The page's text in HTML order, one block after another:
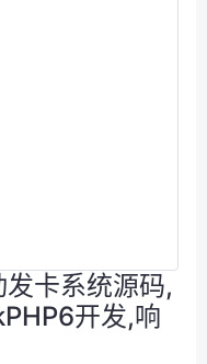
卡系统源码,
开发,响